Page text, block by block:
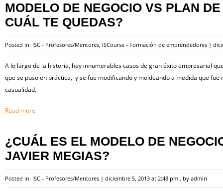
MODELO DE NEGOCIO VS PLAN
CUÁL TE QUEDAS?
Posted in: ISC - Profesores/Mentores, ISCourse - Formación de emprendedores |
A lo largo de la historia, hay innumerables casos de gran éxito empresarial
que se puso en práctica, y se fue modificando y moldeando a medida que
casualidad.
Read more
¿CUÁL ES EL MODELO DE
JAVIER MEGIAS?
Posted in: ISC - Profesores/Mentores | diciembre 5, 2013 at 2:48 pm , by admin